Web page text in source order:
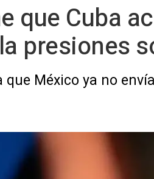
que Cuba
presiones
México ya no